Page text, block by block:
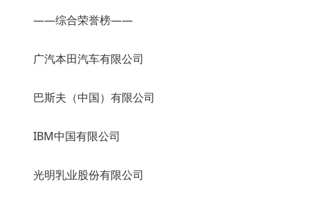
——综合荣誉榜——
广汽本田汽车有限公司
巴斯夫（中国）有限公司
IBM中国有限公司
光明乳业股份有限公司